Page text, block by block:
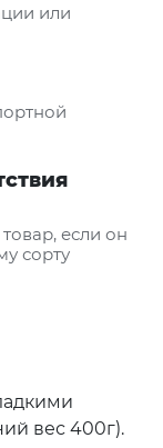
или
если он
сорту
вес 400г).